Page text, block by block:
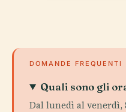
DOMANDE FREQUENTI
Quali sono gli
Dal lunedì al venerdì,